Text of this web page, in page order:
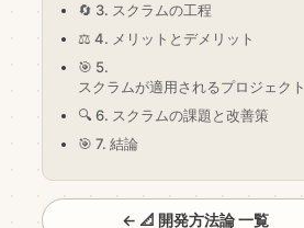
🔄 3. スクラムの工程
⚖️ 4. メリットとデメリット
🎯 5.
スクラムが適用されるプロジェクト
🔍 6. スクラムの課題と改善策
🎯 7. 結論
← 📐 開発方法論 一覧